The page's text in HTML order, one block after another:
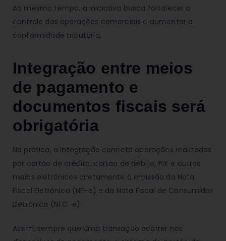
Ao mesmo tempo, a iniciativa busca fortalecer o
controle das operações comerciais e aumentar a
conformidade tributária.
Integração entre meios
de pagamento e
documentos fiscais será
obrigatória
Na prática, a integração conecta operações realizadas
por cartão de crédito, cartão de débito, PIX e outros
meios eletrônicos diretamente à emissão da Nota
Fiscal Eletrônica (NF-e) e da Nota Fiscal de Consumidor
Eletrônica (NFC-e).
Assim, sempre que uma transação ocorrer nos